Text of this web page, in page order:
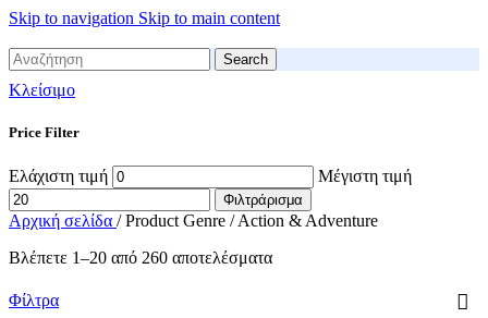
Skip to navigation Skip to main content
Search
Κλείσιμο
Price Filter
Ελάχιστη τιμή Μέγιστη τιμή
Φιλτράρισμα
Αρχική σελίδα / Product Genre / Action & Adventure
Βλέπετε 1–20 από 260 αποτελέσματα
Φίλτρα